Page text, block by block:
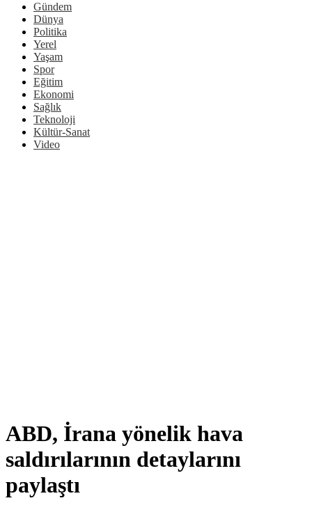
Gündem
Dünya
Politika
Yerel
Yaşam
Spor
Eğitim
Ekonomi
Sağlık
Teknoloji
Kültür-Sanat
Video
ABD, İrana yönelik hava
saldırılarının detaylarını
paylaştı